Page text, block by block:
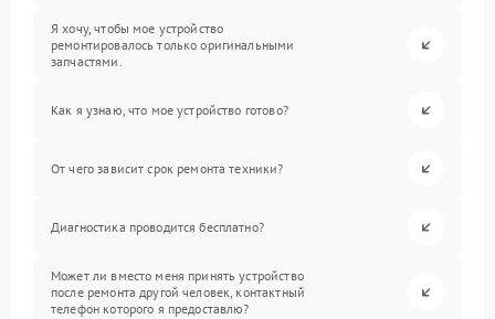
Я хочу, чтобы мое устройство
ремонтировалось только оригинальными
запчастями.
Как я узнаю, что мое устройство готово?
От чего зависит срок ремонта техники?
Диагностика проводится бесплатно?
Может ли вместо меня принять устройство
после ремонта другой человек, контактный
телефон которого я предоставлю?